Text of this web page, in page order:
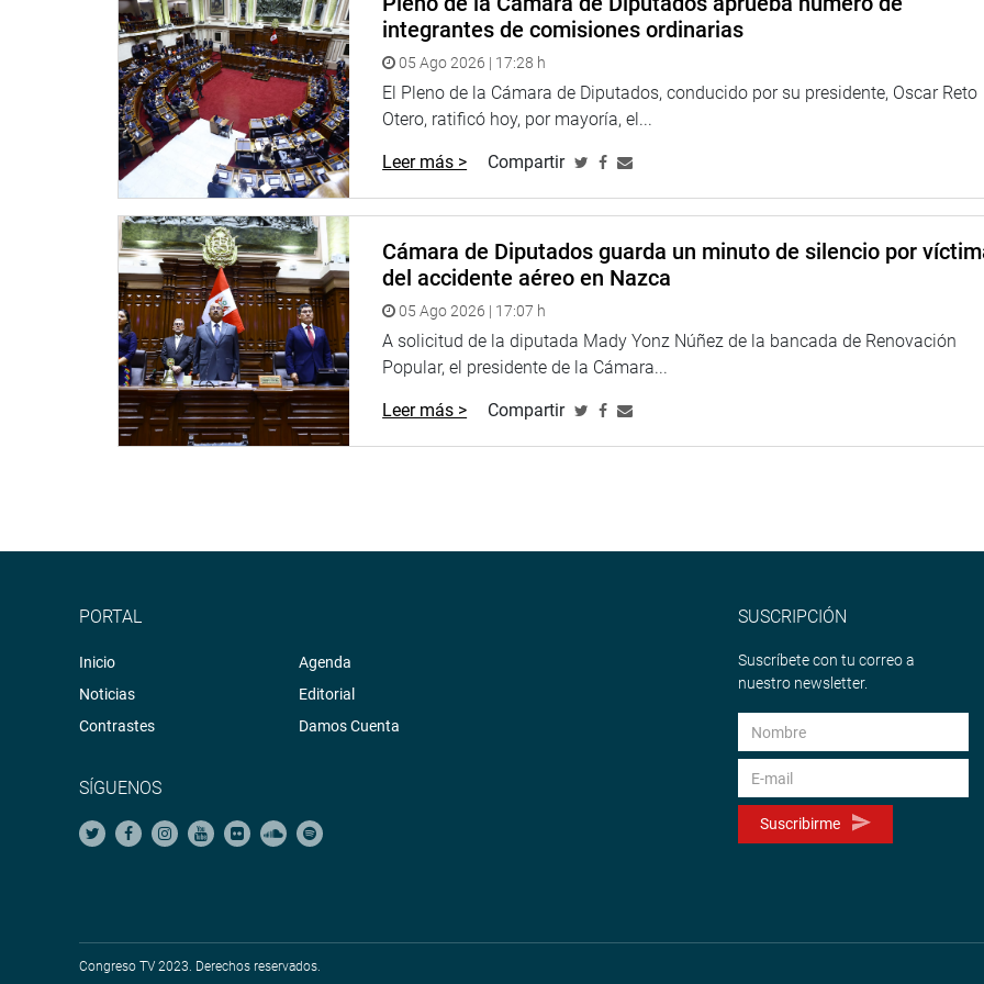
y Promoción Social, a fin de que se certifique su existencia y legalidad.
En el caso de incumplimiento, planteó Oseda Yucra, la “infracción a lo dispuesto por la presente ley es
considerada como muy grave, conforme a los lineamientos de la Ley 28806, Ley General de Inspección del
Trabajo”.
El representante del Frepap sostuvo que se trata de una norma que es urgente aprobar y es de suma importancia,
porque en la actualidad dichos trabajadores tienen en la práctica una relación laboral muy precaria. Muchos de
ellos no tienen un seguro ni de accidentes ni de salud; esto a pesar de que la posibilidad del contagio por el
coronavirus es sumamente alta.
El debate contó con la participación del congresista Mártires Lizana Santos (FP), quien informó que en el seno de
la Comisión de Trabajo se planteó una cuestión previa, aprobada por unanimidad para que se derive este
proyecto a la Comisión de Economía, Banca, Finanzas e Inteligencia Financiera, y volvió a plantearla en el Pleno,
para que se espere su dictamen, antes de que pueda debatirse y aprobarse en el mismo.
La cuestión previa propuesta recibió 32 votos a favor, 51 votos en contra y 15 abstenciones.
integrantes de comisiones ordinarias
05 Ago 2026 | 17:28 h
El Pleno de la Cámara de Diputados, conducido por su presidente, Oscar Reto
Otero, ratificó hoy, por mayoría, el...
Leer más > Compartir
Cámara de Diputados guarda un minuto de silencio por
del accidente aéreo en Nazca
05 Ago 2026 | 17:07 h
A solicitud de la diputada Mady Yonz Núñez de la bancada de Renovación
Popular, el presidente de la Cámara...
Leer más > Compartir
PORTAL
Inicio
Noticias
Contrastes
Agenda
Editorial
Damos Cuenta
SÍGUENOS
SUSCRIPCIÓN
Suscríbete con tu correo a
nuestro newsletter.
Suscribirme
Congreso TV 2023. Derechos reservados.